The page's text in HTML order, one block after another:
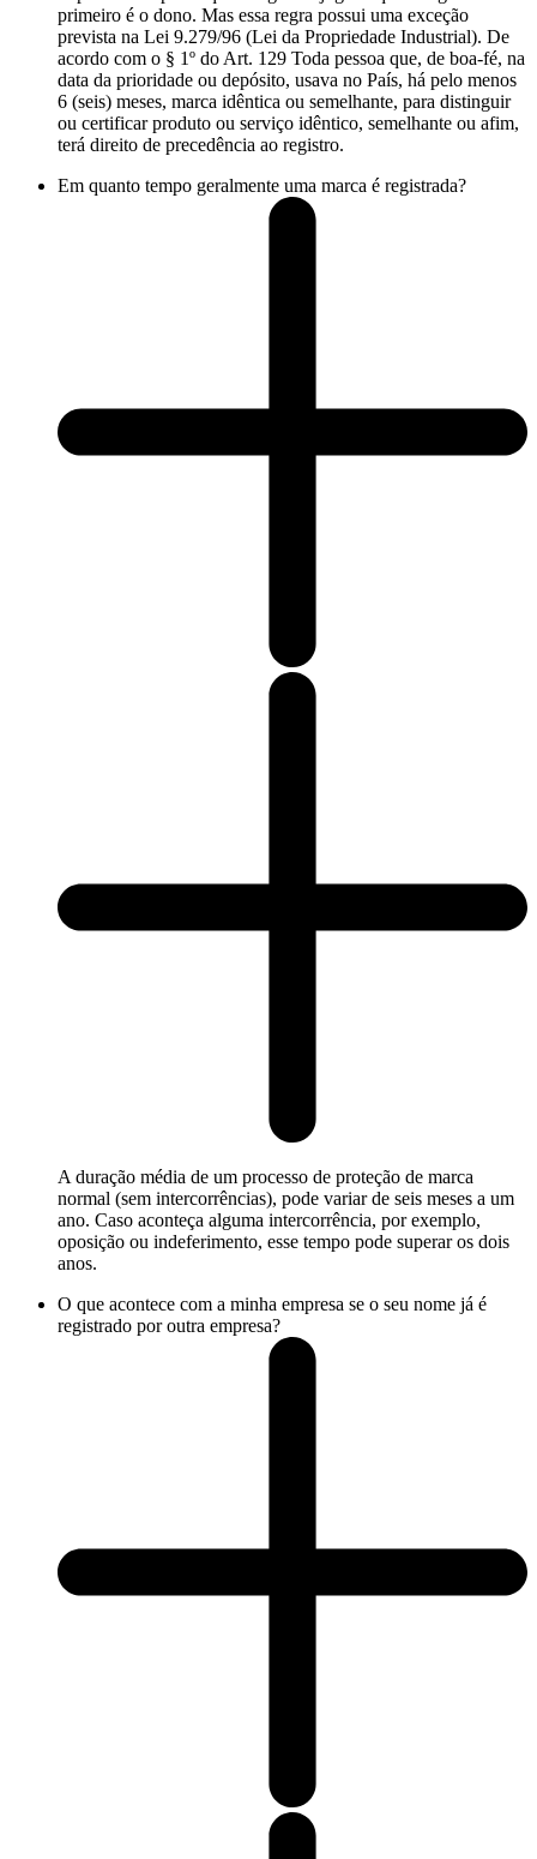
primeiro é o dono. Mas essa regra possui uma exceção
prevista na Lei 9.279/96 (Lei da Propriedade Industrial). De
acordo com o § 1º do Art. 129 Toda pessoa que, de boa-fé, na
data da prioridade ou depósito, usava no País, há pelo menos
6 (seis) meses, marca idêntica ou semelhante, para distinguir
ou certificar produto ou serviço idêntico, semelhante ou afim,
terá direito de precedência ao registro.
Em quanto tempo geralmente uma marca é registrada?
A duração média de um processo de proteção de marca
normal (sem intercorrências), pode variar de seis meses a um
ano. Caso aconteça alguma intercorrência, por exemplo,
oposição ou indeferimento, esse tempo pode superar os dois
anos.
O que acontece com a minha empresa se o seu nome já é
registrado por outra empresa?